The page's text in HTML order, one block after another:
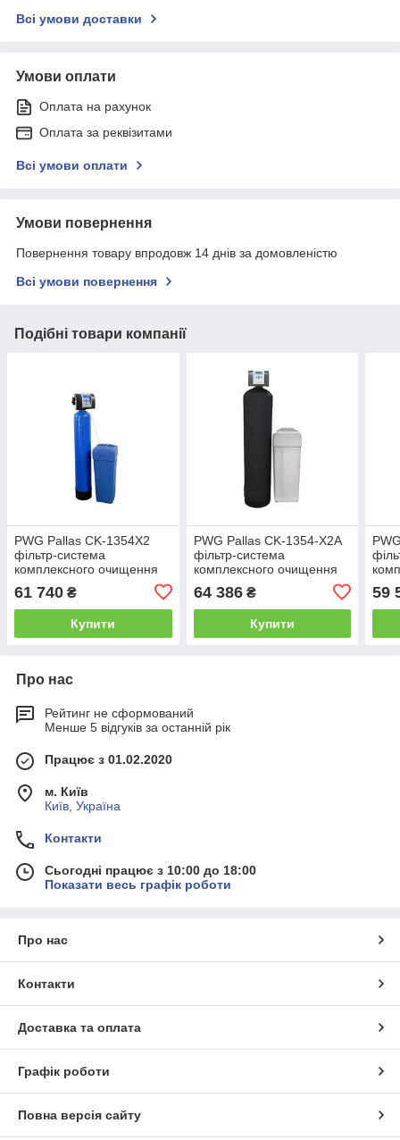
Всі умови доставки
Умови оплати
Оплата на рахунок
Оплата за реквізитами
Всі умови оплати
Умови повернення
Повернення товару впродовж 14 днів за домовленістю
Всі умови повернення
Подібні товари компанії
PWG Pallas CK-1354X2
фільтр-система
комплексного очищення
61 740 ₴
Купити
PWG Pallas CK-1354-X2A
фільтр-система
комплексного очищення
64 386₴
Купити
59
Про нас
Рейтинг не сформований
Менше 5 відгуків за останній рік
Працює з 01.02.2020
м. Київ
Київ, Україна
Контакти
Сьогодні працює з 10:00 до 18:00
Показати весь графік роботи
Про нас
Контакти
Доставка та оплата
Графік роботи
Повна версія сайту